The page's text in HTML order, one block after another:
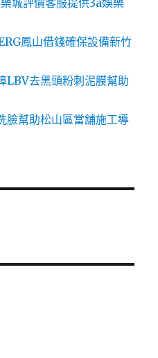
城評價客服提供3a娛樂
鳳山借錢確保設備新竹
LBV去黑頭粉刺泥膜幫助
臉幫助松山區當舖施工導